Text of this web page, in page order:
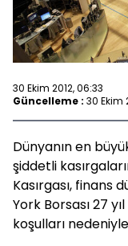
30 Ekim 2012, 06:33
Güncelleme : 30 Ekim
Dünyanın en
şiddetli
Kasırgası, finans
York Borsası 27
koşulları